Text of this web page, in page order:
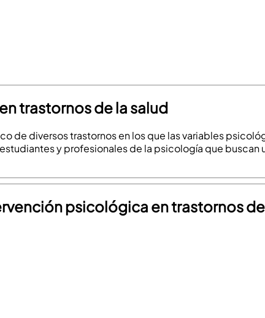
trastornos de la salud
de diversos trastornos en los que las variables
y profesionales de la psicología que
psicológica en trastornos